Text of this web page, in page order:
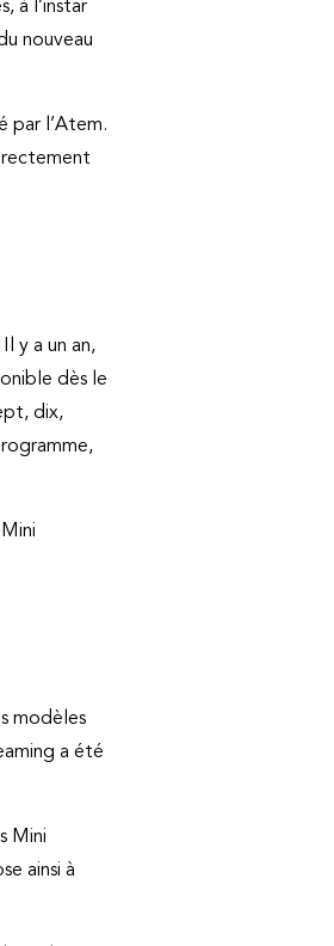
à l’instar
nouveau
par l’Atem.
y a un an,
dès le
dix,
modèles
a été
Mini
ainsi à